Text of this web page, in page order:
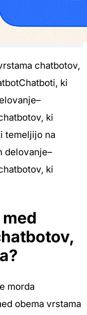
chatbotov,
ki
ki
temeljijo na
delovanje–
ki
morda
obema vrstama